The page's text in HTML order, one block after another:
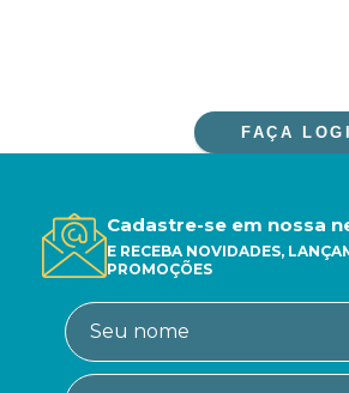
FAÇA
Cadastre-se em nossa
E RECEBA NOVIDADES,
PROMOÇÕES